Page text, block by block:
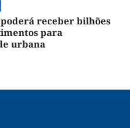
receber bilhões
para
urbana